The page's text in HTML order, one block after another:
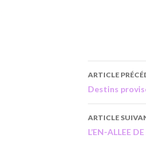
ARTICLE
Destins
ARTICLE
L’EN-ALLEE